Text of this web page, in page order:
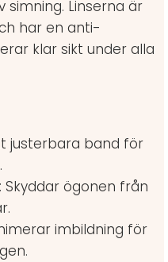
Linserna är
har en anti-
klar sikt under alla
justerbara band för
Skyddar ögonen från
imbildning för